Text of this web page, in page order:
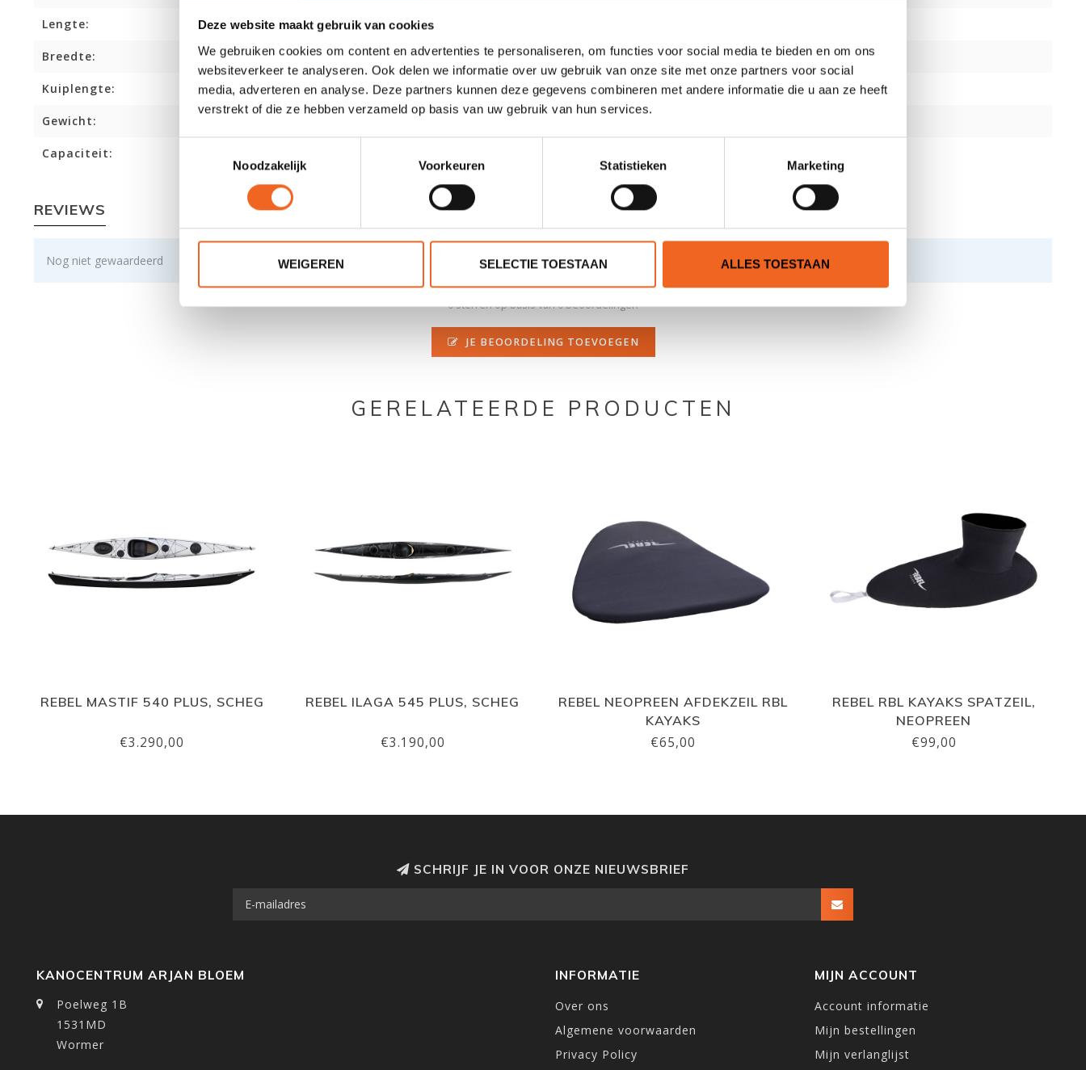
Deze website maakt gebruik van cookies
We gebruiken cookies om content en advertenties te personaliseren, om functies voor social media te bieden en om ons
websiteverkeer te analyseren. Ook delen we informatie over uw gebruik van onze site met onze partners voor social
media, adverteren en analyse. Deze partners kunnen deze gegevens combineren met andere informatie die u aan ze heeft
verstrekt of die ze hebben verzameld op basis van uw gebruik van hun services.
Noodzakelijk
Voorkeuren Statistieken Marketing
WEIGEREN SELECTIE TOESTAAN ALLES TOESTAAN
Lengte:
Breedte: 54 cm
Kuiplengte: 83 cm
Gewicht:
Capaciteit:
REVIEWS
Nog niet gewaardeerd
0 sterren op basis van 0 beoordelingen
JE BEOORDELING TOEVOEGEN
GERELATEERDE PRODUCTEN
REBEL MASTIF 540 PLUS, SCHEG
€3.290,00
REBEL ILAGA 545 PLUS, SCHEG
€3.190,00
REBEL NEOPREEN AFDEKZEIL RBL
KAYAKS
€65,00
REBEL RBL KAYAKS SPATZEIL,
NEOPREEN
€99,00
SCHRIJF JE IN VOOR ONZE NIEUWSBRIEF
KANOCENTRUM ARJAN BLOEM
Poelweg 1B
1531MD
Wormer
INFORMATIE
Over ons
Algemene voorwaarden
Privacy Policy
MIJN ACCOUNT
Account informatie
Mijn bestellingen
Mijn verlanglijst